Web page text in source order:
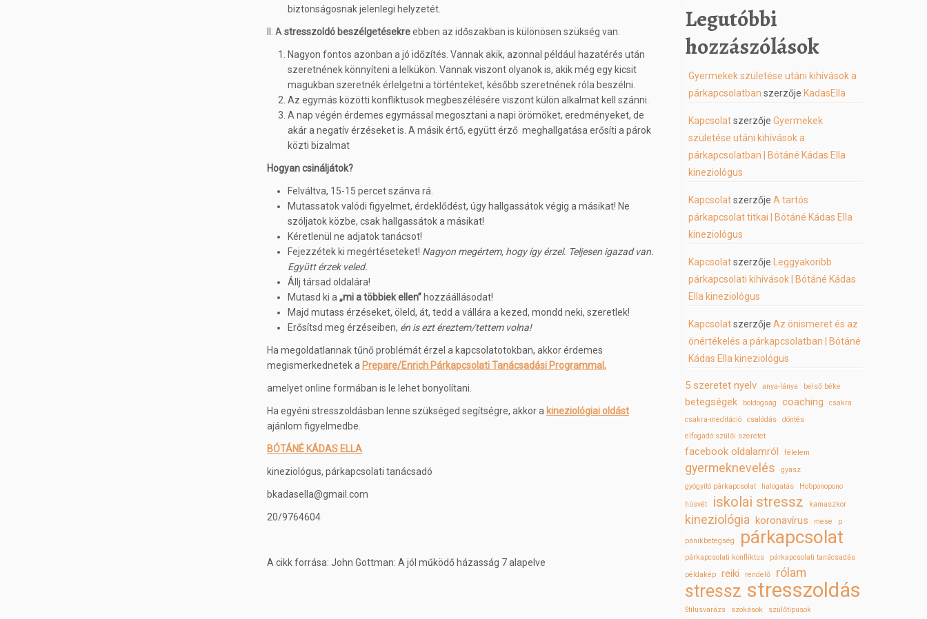
biztonságosnak jelenlegi helyzetét.
II. A stresszoldó beszélgetésekreebben az időszakban is különösen szükség van.
Nagyon fontos azonban a jó időzítés. Vannak akik, azonnal például hazatérés után
szeretnének könnyíteni a lelkükön. Vannak viszont olyanok is, akik még egy kicsit
magukban szeretnék érlelgetni a történteket, később szeretnének róla beszélni.
Az egymás közötti konfliktusok megbeszélésére viszont külön alkalmat kell szánni.
A nap végén érdemes egymással megosztani a napi örömöket, eredményeket, de
akár a negatív érzéseket is. A másik értő, együtt érző meghallgatása erősíti a párok
közti bizalmat
Hogyan csináljátok?
Felváltva, 15-15 percet szánva rá.
Mutassatok valódi figyelmet, érdeklődést, úgy hallgassátok végig a másikat! Ne
szóljatok közbe, csak hallgassátok a másikat!
Kéretlenül ne adjatok tanácsot!
Fejezzétek ki megértéseteket! Nagyon megértem, hogy így érzel. Teljesen igazad van.
Együtt érzek veled.
Állj társad oldalára!
Mutasd ki a „mi a többiek ellen” hozzáállásodat!
Majd mutass érzéseket, öleld, át, tedd a vállára a kezed, mondd neki, szeretlek!
Erősítsd meg érzéseiben, én is ezt éreztem/tettem volna!
Ha megoldatlannak tűnő problémát érzel a kapcsolatotokban, akkor érdemes
megismerkednetek a Prepare/Enrich Párkapcsolati Tanácsadási Programmal,
amelyet online formában is le lehet bonyolítani.
Ha egyéni stresszoldásban lenne szükséged segítségre, akkor a kineziológiai oldást
ajánlom figyelmedbe.
BÓTÁNÉ KÁDAS ELLA
kineziológus, párkapcsolati tanácsadó
bkadasella@gmail.com
20/9764604
A cikk forrása: John Gottman: A jól működő házasság 7 alapelve
Legutóbbi
hozzászólások
Gyermekek születése utáni kihívások a
párkapcsolatban szerzője KadasElla
Kapcsolatszerzője Gyermekek
születése utáni kihívások a
párkapcsolatban | Bótáné Kádas Ella
kineziológus
Kapcsolatszerzője A tartós
párkapcsolat titkai | Bótáné Kádas Ella
kineziológus
Kapcsolatszerzője
Leggyakoribb
párkapcsolati kihívások | Bótáné Kádas
Ella kineziológus
Kapcsolatszerzője Az önismeret és az
önértékelés a párkapcsolatban | Bótáné
Kádas Ella kineziológus
5 szeretet nyelv anya-lánya belső béke
betegségek boldogság coaching
csakra
csakra-meditáció
csalódás
döntés
elfogadó szülői szeretet
facebook oldalamról félelem
gyermeknevelés
gyász
gyógyító párkapcsolat
halogatás
Ho’oponopono
húsvét
iskolai stressz kamaszkor
kineziológia koronavírus mese p
pánikbetegség párkapcsolat
párkapcsolati konfliktus
párkapcsolati tanácsadás
példakép
reiki rendelő rólam
stressz stresszoldás
Stílusvarázs szokások szülőtípusok